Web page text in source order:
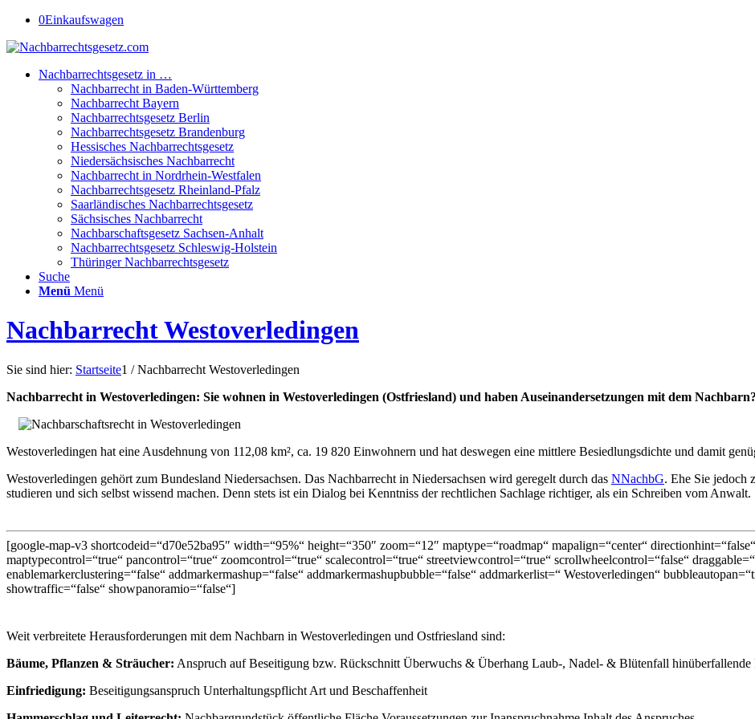
0Einkaufswagen
Nachbarrechtsgesetz in …
Nachbarrecht in Baden-Württemberg
Nachbarrecht Bayern
Nachbarrechtsgesetz Berlin
Nachbarrechtsgesetz Brandenburg
Hessisches Nachbarrechtsgesetz
Niedersächsisches Nachbarrecht
Nachbarrecht in Nordrhein-Westfalen
Nachbarrechtsgesetz Rheinland-Pfalz
Saarländisches Nachbarrechtsgesetz
Sächsisches Nachbarrecht
Nachbarschaftsgesetz Sachsen-Anhalt
Nachbarrechtsgesetz Schleswig-Holstein
Thüringer Nachbarrechtsgesetz
Suche
Menü Menü
Nachbarrecht Westoverledingen
Sie sind hier: Startseite1 / Nachbarrecht Westoverledingen
Nachbarrecht in Westoverledingen: Sie wohnen in Westoverledingen (Ostfriesland) und haben Auseinandersetzungen mit dem Nachbarn?
Westoverledingen hat eine Ausdehnung von 112,08 km², ca. 19 820 Einwohnern und hat deswegen eine mittlere Besiedlungsdichte und damit
Westoverledingen gehört zum Bundesland Niedersachsen. Das Nachbarrecht in Niedersachsen wird geregelt durch das NNachbG. Ehe Sie jedoch
studieren und sich selbst wissend machen. Denn stets ist ein Dialog bei Kenntniss der rechtlichen Sachlage richtiger, als ein Schreiben vom Anwalt.
[google-map-v3 shortcodeid=“d70e52ba95″ width=“95%“ height=“350″ zoom=“12″ maptype=“roadmap“ mapalign=“center“
maptypecontrol=“true“ pancontrol=“true“ zoomcontrol=“true“ scalecontrol=“true“ streetviewcontrol=“true“ scrollwheelcontrol=“false“
enablemarkerclustering=“false“ addmarkermashup=“false“ addmarkermashupbubble=“false“ addmarkerlist=“ Westoverledingen“
showtraffic=“false“ showpanoramio=“false“]
Weit verbreitete Herausforderungen mit dem Nachbarn in Westoverledingen und Ostfriesland sind:
Bäume, Pflanzen & Sträucher: Anspruch auf Beseitigung bzw. Rückschnitt Überwuchs & Überhang Laub-, Nadel- & Blütenfall hinüberfallende
Einfriedigung: Beseitigungsanspruch Unterhaltungspflicht Art und Beschaffenheit